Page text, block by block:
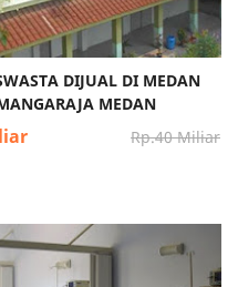
DIJUAL DI MEDAN
MEDAN
Rp.40 Miliar